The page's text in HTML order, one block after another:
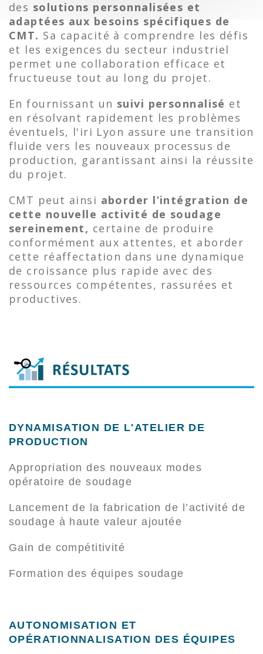
des solutions personnalisées et
adaptées aux besoins spécifiques de
CMT. Sa capacité à comprendre les défis
et les exigences du secteur industriel
permet une collaboration efficace et
fructueuse tout au long du projet.
En fournissant un suivi personnalisé et
en résolvant rapidement les problèmes
éventuels, l'iri Lyon assure une transition
fluide vers les nouveaux processus de
production, garantissant ainsi la réussite
du projet.
CMT peut ainsi aborder l’intégration de
cette nouvelle activité de soudage
sereinement, certaine de produire
conformément aux attentes, et aborder
cette réaffectation dans une dynamique
de croissance plus rapide avec des
ressources compétentes, rassurées et
productives.
DYNAMISATION DE L'ATELIER DE
PRODUCTION
Appropriation des nouveaux modes
opératoire de soudage
Lancement de la fabrication de l’activité de
soudage à haute valeur ajoutée
Gain de compétitivité
Formation des équipes soudage
AUTONOMISATION ET
OPÉRATIONNALISATION DES ÉQUIPES